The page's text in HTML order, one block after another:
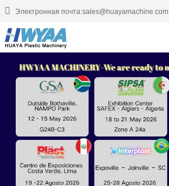
Электронная почта:sales@huayamachine.com